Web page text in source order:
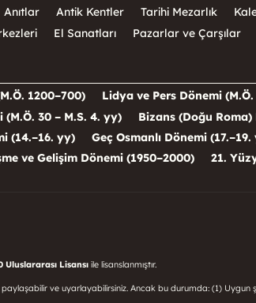
Anıtlar Antik Kentler Tarihi Mezarlık
El Sanatları Pazarlar ve Çarşılar
1200–700)
Lidya ve Pers Dönemi
(M.Ö. 30 – M.S. 4. yy)
Bizans (Doğu
(14.–16. yy)
Geç Osmanlı Dönemi
ve Gelişim Dönemi (1950–2000) 21.
Lisansı ile lisanslanmıştır.
ve uyarlayabilirsiniz. Ancak bu durumda: (1) Uygun